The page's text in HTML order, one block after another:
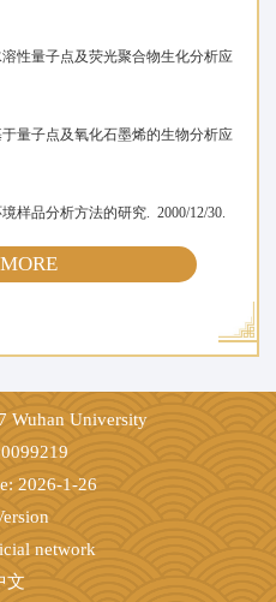
性量子点及荧光聚合物生化分析应
量子点及氧化石墨烯的生物分析应
样品分析方法的研究. 2000/12/30.
Wuhan University
2026-1-26
network
文